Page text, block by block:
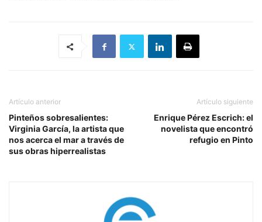
Artículo anterior
Pinteños sobresalientes:
Virginia García, la artista que
nos acerca el mar a través de
sus obras hiperrealistas
Artículo siguiente
Enrique Pérez Escrich: el
novelista que encontró
refugio en Pinto